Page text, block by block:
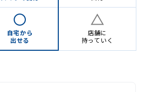
自宅から
出せる
店舗に
持っていく